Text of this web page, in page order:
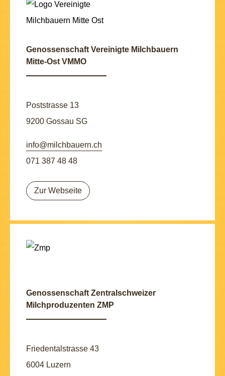
Genossenschaft Vereinigte Milchbauern
Mitte-Ost VMMO
Poststrasse 13
9200 Gossau SG
info@milchbauern.ch
071 387 48 48
Zur Webseite
Genossenschaft Zentralschweizer
Milchproduzenten ZMP
Friedentalstrasse 43
6004 Luzern